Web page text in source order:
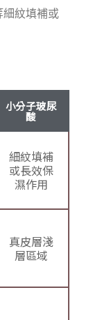
細紋填補或
小分子玻尿
酸
細紋填補
或長效保
濕作用
真皮層淺
層區域